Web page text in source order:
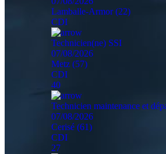
Lamballe-Armor (22)
CDI
Technicien(ne) SSI
07/08/2026
Metz (57)
CDI
40
Technicien maintenance et
07/08/2026
Cerisé (61)
CDI
27